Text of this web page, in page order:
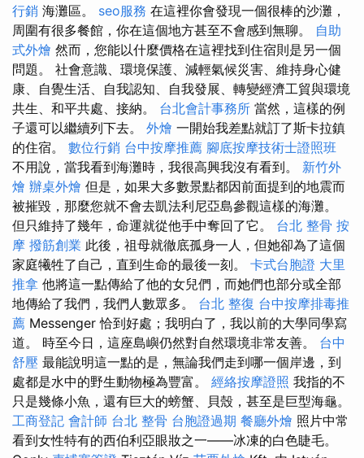
行銷 海灘區。 seo服務 在這裡你會發現一個很棒的沙灘，
周圍有很多餐館，你在這個地方甚至不會感到無聊。 自助
式外燴 然而，您能以什麼價格在這裡找到住宿則是另一個
問題。 社會意識、環境保護、減輕氣候災害、維持身心健
康、自覺生活、自我認知、自我發展、轉變經濟工貿與環境
共生、和平共處、接納。 台北會計事務所 當然，這樣的例
子還可以繼續列下去。 外燴 一開始我差點就訂了斯卡拉鎮
的住宿。 數位行銷 台中按摩推薦 腳底按摩技術士證照班
不用說，當我看到海灘時，我很高興我沒有看到。 新竹外
燴 辦桌外燴 但是，如果大多數景點都因前面提到的地震而
被摧毀，那麼您就不會去凱法利尼亞島參觀這樣的海灘。
但只維持了幾年，命運就從他手中奪回了它。 台北 整骨 按
摩 撥筋創業 此後，祖母就徹底孤身一人，但她卻為了這個
家庭犧牲了自己，直到生命的最後一刻。 卡式台胞證 大里
推拿 他將這一點傳給了他的女兒們，而她們也部分或全部
地傳給了我們，我們人數眾多。 台北 整復 台中按摩排毒推
薦 Messenger 恰到好處；我明白了，我以前的大學同學寫
道。 時至今日，這座島嶼仍然對自然環境非常友善。 台中
舒壓 最能說明這一點的是，無論我們走到哪一個岸邊，到
處都是水中的野生動物極為豐富。 經絡按摩證照 我指的不
只是幾條小魚，還有巨大的螃蟹、貝殼，甚至是巨型海龜。
工商登記 會計師 台北 整骨 台胞證過期 餐廳外燴 照片中常
看到女性特有的西伯利亞眼妝之一——冰凍的白色睫毛。